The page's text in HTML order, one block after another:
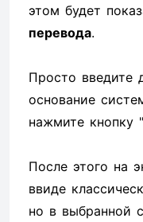
этом будет
перевода.
Просто введите
основание
нажмите кнопку "
После этого на
ввиде
но в выбранной